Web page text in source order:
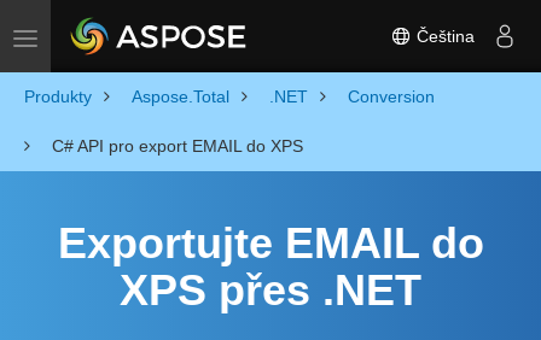
Toggle navigation Čeština
Produkty Aspose.Total .NET Conversion
C# API pro export EMAIL do XPS
Exportujte EMAIL do
XPS přes .NET